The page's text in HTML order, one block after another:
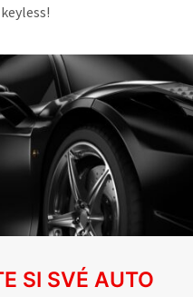
SI SVÉ AUTO